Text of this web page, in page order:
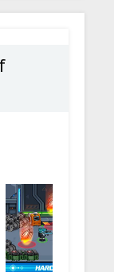
все) на